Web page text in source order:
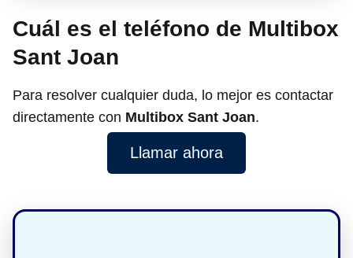
Cuál es el teléfono de Multibox
Sant Joan
Para resolver cualquier duda, lo mejor es contactar
directamente con Multibox Sant Joan.
Llamar ahora